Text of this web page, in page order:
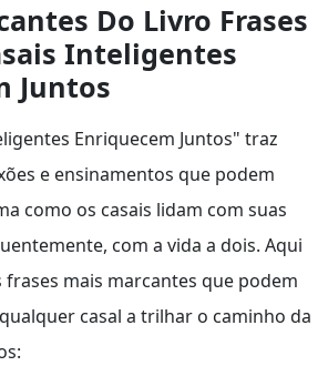
Do Livro Frases
Inteligentes
Juntos
Enriquecem Juntos" traz
e ensinamentos que podem
como os casais lidam com suas
com a vida a dois. Aqui
frases mais marcantes que podem
casal a trilhar o caminho da